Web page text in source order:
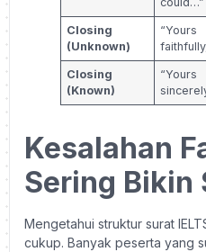
Closing
(Unknown)
“Yours
Closing
(Known)
“Yours
Kesalahan
Sering Bikin
Mengetahui struktur surat
cukup. Banyak peserta yang